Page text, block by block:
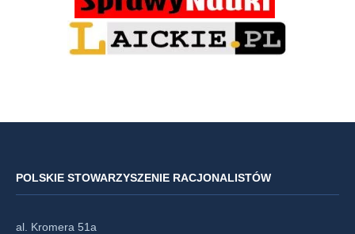
POLSKIE STOWARZYSZENIE RACJONALISTÓW
al. Kromera 51a